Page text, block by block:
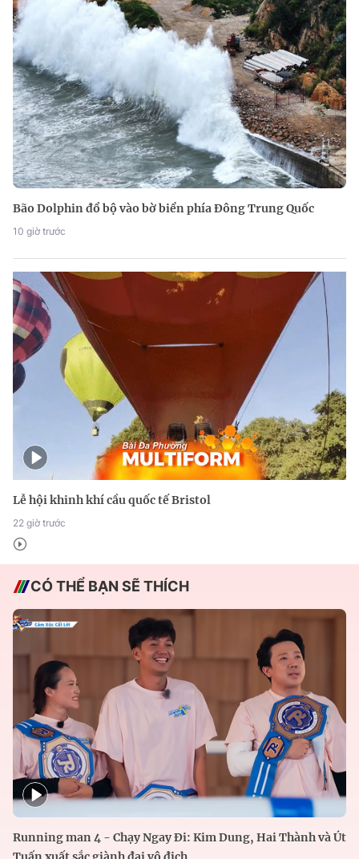
Bão Dolphin đổ bộ vào bờ biển phía Đông Trung Quốc
10 giờ trước
Lễ hội khinh khí cầu quốc tế Bristol
22 giờ trước
CÓ THỂ BẠN SẼ THÍCH
Running man 4 - Chạy Ngay Đi: Kim Dung, Hai Thành và Út